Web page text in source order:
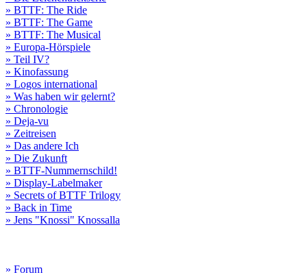
» BTTF: The Ride
» BTTF: The Game
» BTTF: The Musical
» Europa-Hörspiele
» Teil IV?
» Kinofassung
» Logos international
» Was haben wir gelernt?
» Chronologie
» Deja-vu
» Zeitreisen
» Das andere Ich
» Die Zukunft
» BTTF-Nummernschild!
» Display-Labelmaker
» Secrets of BTTF Trilogy
» Back in Time
» Jens "Knossi" Knossalla
» Forum